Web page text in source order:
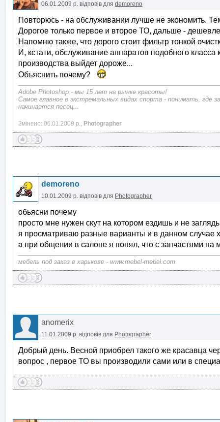
06.01.2009 р. відповів для demoreno
Повторюсь - на обслуживании лучше не экономить.
Дорогое только первое и второе ТО, дальше -
Напомню также, что дорого стоит фильтр тонкой
И, кстати, обслуживание аппаратов подобного класса
производства выйдет дороже...
Объяснить почему?
Adobe Photoshop - мы 15 лет на рынке красоты!
Самое главное в экстремальных видах спорта - понимать, где
начинается песец...
Змінено: 06.01.2009 р., Photographer
demoreno
10.01.2009 р. відповів для Photographer
обьясни почему
просто мне нужен скут на котором ездишь и не
я просматриваю разные варианты и в данном случае
а при общении в салоне я понял, что с запчастями на
мебель под заказ в харькове - www.mebel-mebel.com
anomerix
11.01.2009 р. відповів для Photographer
Добрый день. Весной приобрел такого же красавца
вопрос , первое ТО вы производили сами или в